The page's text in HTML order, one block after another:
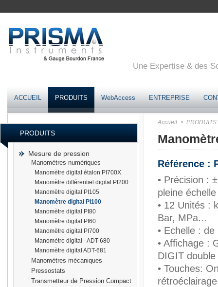
Une Expertise & des
ACCUEIL PRODUITS WebAccess ENTREPRISE
PRODUITS
Mesure de pression
Manomètres numériques
Manomètre digital étalon PI700X
Manomètre différentiel digital PI200
Manomètre digital PI105
Manomètre digital PI100
Manomètre digital PI80
Manomètre digital PI60
Manomètre digital PI700
Manomètre digital - ADT-680
Manomètre digital ADT-681
Manomètres mécaniques
Pressostats
Transmetteur de Pression Compact
Accueil > PRODUITS
Référence :
• Précision :
pleine échelle
• 12 Unités :
Bar, MPa...
• Echelle :
• Affichage :
DIGIT
• Touches:
rétroéclairage